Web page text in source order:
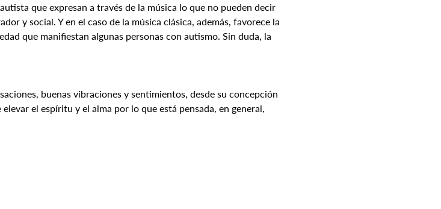
que expresan a través de la música lo que no pueden decir
y social. Y en el caso de la música clásica, además, favorece la
que manifiestan algunas personas con autismo. Sin duda, la
buenas vibraciones y sentimientos, desde su concepción
el espíritu y el alma por lo que está pensada, en general,